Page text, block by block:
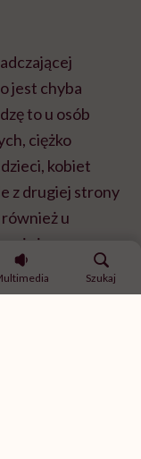
Szukaj
jest chyba
to u osób
ciężko
kobiet
z drugiej strony
u
jeszcze
to, że
wyłącznie